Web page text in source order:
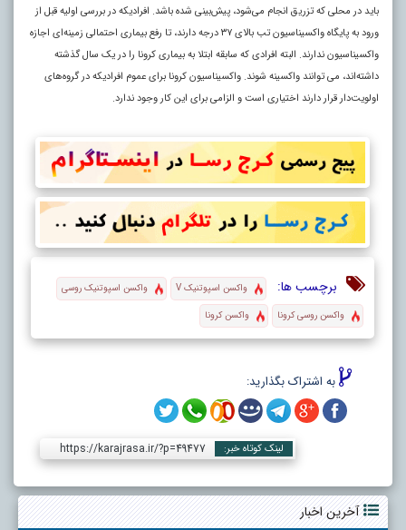
باید در محلی که تزریق انجام می‌شود، پیش‌بینی شده باشد. افرادیکه در بررسی اولیه قبل از
ورود به پایگاه واکسیناسیون تب بالای ۳۷ درجه دارند، تا رفع بیماری احتمالی زمینه‌ای اجازه
واکسیناسیون ندارند. البته افرادی که سابقه ابتلا به بیماری کرونا را در یک سال گذشته
داشته‌اند، می توانند واکسینه شوند. واکسیناسیون کرونا برای عموم افرادیکه در گروه‌های
اولویت‌دار قرار دارند اختیاری است و الزامی برای این کار وجود ندارد.
برچسب ها: واکسن اسپوتنیک V
واکسن اسپوتنیک روسی
واکسن روسی کرونا
واکسن کرونا
به اشتراک بگذارید:
لینک کوتاه خبر: https://karajrasa.ir/?p=49477
آخرین اخبار